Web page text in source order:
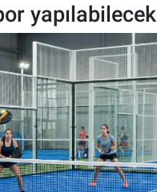
yapılabilecek